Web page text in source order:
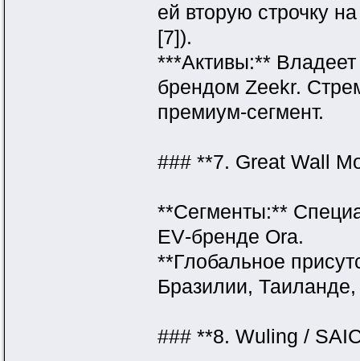
ей вторую строчку
[7]).
***Активы:**
брендом Zeekr.
премиум-сегмент.
### **7. Great Wall
**Сегменты:**
EV‑бренде Ora.
**Глобальное
Бразилии,
### **8. Wuling /